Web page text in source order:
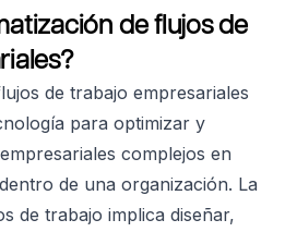
de flujos de
de trabajo empresariales
para optimizar y
complejos en
de una organización. La
de trabajo implica diseñar,